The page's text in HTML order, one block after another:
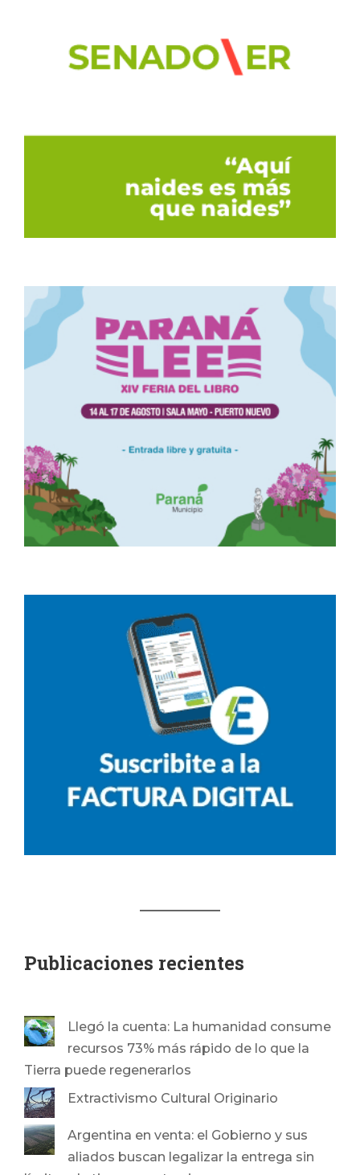
Publicaciones recientes
Llegó la cuenta: La humanidad consume
recursos 73% más rápido de lo que la
Tierra puede regenerarlos
Extractivismo Cultural Originario
Argentina en venta: el Gobierno y sus
aliados buscan legalizar la entrega sin